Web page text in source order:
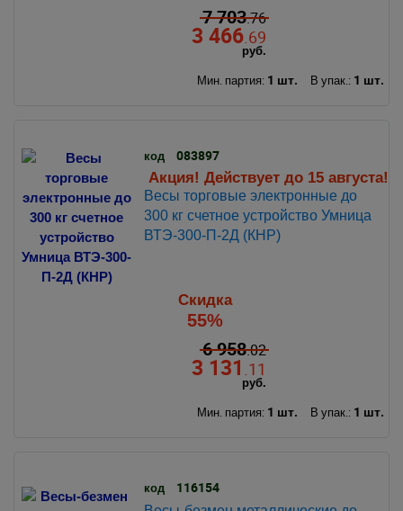
7 703.76
3 466.69
руб.
Мин. партия: 1 шт. В упак.: 1 шт.
код
083897
Акция! Действует до 15 августа!
Весы торговые электронные до
300 кг счетное устройство Умница
ВТЭ-300-П-2Д (КНР)
Скидка
55%
6 958.02
3 131 .11
руб.
Мин. партия: 1 шт. В упак.: 1 шт.
код 116154